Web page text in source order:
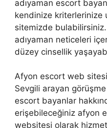
adıyaman escort
kendinize kriterlerinize
sitemizde bulabilirsiniz.
adıyaman neticeleri
düzey cinsellik
Afyon escort web
Sevgili arayan
escort bayanlar
erişebileceğiniz afyon
websitesi olarak